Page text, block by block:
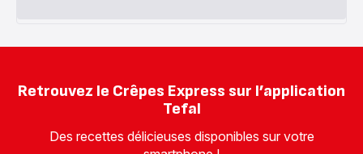
Retrouvez le Crêpes Express sur l’application
Tefal
Des recettes délicieuses disponibles sur votre